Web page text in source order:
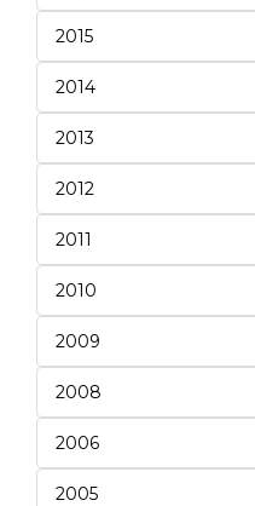
2015
2014
2013
2012
2011
2010
2009
2008
2006
2005